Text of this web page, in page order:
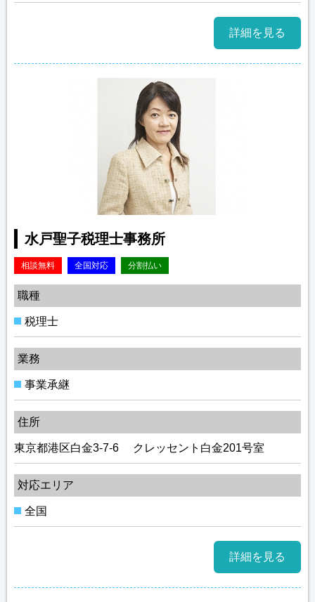
詳細を見る
水戸聖子税理士事務所
相談無料 全国対応 分割払い
職種
税理士
業務
事業承継
住所
東京都港区白金3-7-6 クレッセント白金201号室
対応エリア
全国
詳細を見る